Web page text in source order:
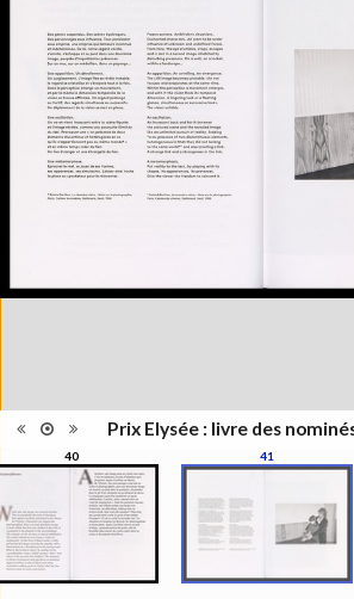
Prix Elysée : livre des
40 41
Catégorie
Compétitions, festival, prix
Type de
reliure
Broché
Information
images
Couleur, Noir & Blanc
Nombre de
1 vol. (non paginé)